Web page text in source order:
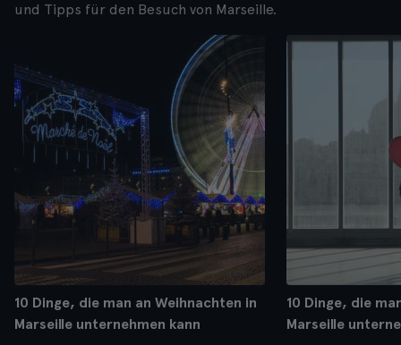
und Tipps für den Besuch von Marseille.
10 Dinge, die man an Weihnachten in
Marseille unternehmen kann
10 Dinge, die
Marseille